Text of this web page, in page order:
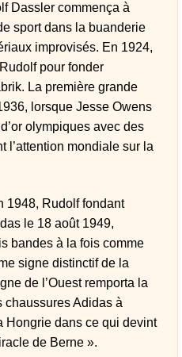
Dassler commença à
sport dans la buanderie
improvisés. En 1924,
pour fonder
La première grande
lorsque Jesse Owens
olympiques avec des
l’attention mondiale sur la
1948, Rudolf fondant
le 18 août 1949,
bandes à la fois comme
signe distinctif de la
de l’Ouest remporta la
chaussures Adidas à
Hongrie dans ce qui devint
de Berne ».